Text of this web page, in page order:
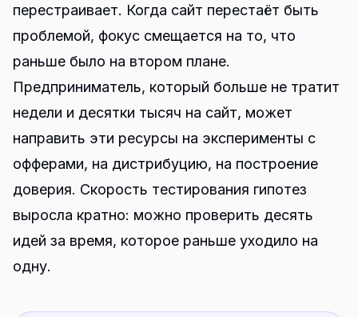
перестраивает. Когда сайт перестаёт быть
проблемой, фокус смещается на то, что
раньше было на втором плане.
Предприниматель, который больше не тратит
недели и десятки тысяч на сайт, может
направить эти ресурсы на эксперименты с
офферами, на дистрибуцию, на построение
доверия. Скорость тестирования гипотез
выросла кратно: можно проверить десять
идей за время, которое раньше уходило на
одну.